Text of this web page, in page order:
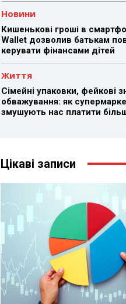
Новини
Кишенькові гроші в
Wallet дозволив батькам
керувати фінансами дітей
Життя
Сімейні упаковки, фейкові
обважування: як
змушують нас платити
Цікаві записи